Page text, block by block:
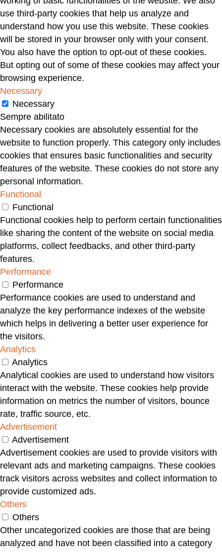
use third-party cookies that help us analyze and
understand how you use this website. These cookies
will be stored in your browser only with your consent.
You also have the option to opt-out of these cookies.
But opting out of some of these cookies may affect your
browsing experience.
Necessary
Necessary
Sempre abilitato
Necessary cookies are absolutely essential for the
website to function properly. This category only includes
cookies that ensures basic functionalities and security
features of the website. These cookies do not store any
personal information.
Functional
Functional
Functional cookies help to perform certain functionalities
like sharing the content of the website on social media
platforms, collect feedbacks, and other third-party
features.
Performance
Performance
Performance cookies are used to understand and
analyze the key performance indexes of the website
which helps in delivering a better user experience for
the visitors.
Analytics
Analytics
Analytical cookies are used to understand how visitors
interact with the website. These cookies help provide
information on metrics the number of visitors, bounce
rate, traffic source, etc.
Advertisement
Advertisement
Advertisement cookies are used to provide visitors with
relevant ads and marketing campaigns. These cookies
track visitors across websites and collect information to
provide customized ads.
Others
Others
Other uncategorized cookies are those that are being
analyzed and have not been classified into a category